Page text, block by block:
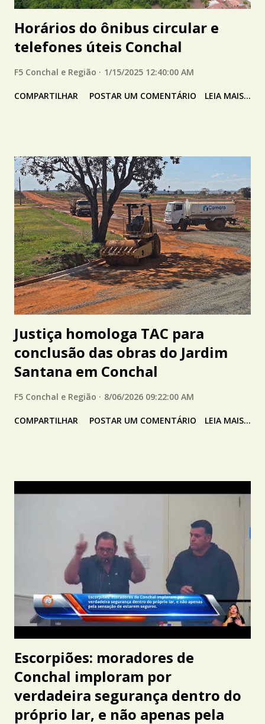
Horários do ônibus circular e
telefones úteis Conchal
F5 Conchal e Região 1/15/2025 12:40:00 AM
COMPARTILHAR POSTAR UM COMENTÁRIO LEIA MAIS...
Justiça homologa TAC para
conclusão das obras do Jardim
Santana em Conchal
F5 Conchal e Região 8/06/2026 09:22:00 AM
COMPARTILHAR POSTAR UM COMENTÁRIO LEIA MAIS...
Escorpiões: moradores de
Conchal imploram por
verdadeira segurança dentro do
próprio lar, e não apenas pela